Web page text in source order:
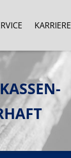
KARRIERE